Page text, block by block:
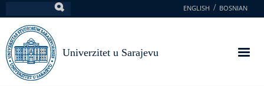
na
glavni
sadržaj
ENGLISH BOSNIAN
Univerzitet u Sarajevu